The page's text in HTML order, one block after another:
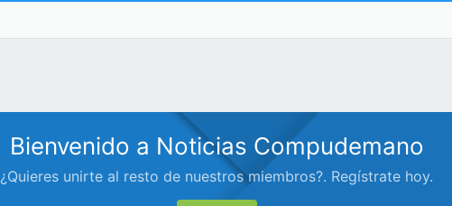
Bienvenido a Noticias Compudemano
¿Quieres unirte al resto de nuestros miembros?. Regístrate hoy.